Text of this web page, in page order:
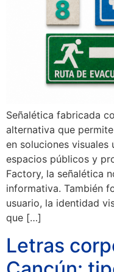
Señalética fabricada
alternativa que
en soluciones visuales
espacios públicos y
Factory, la señalética
informativa. También
usuario, la identidad
que […]
Letras